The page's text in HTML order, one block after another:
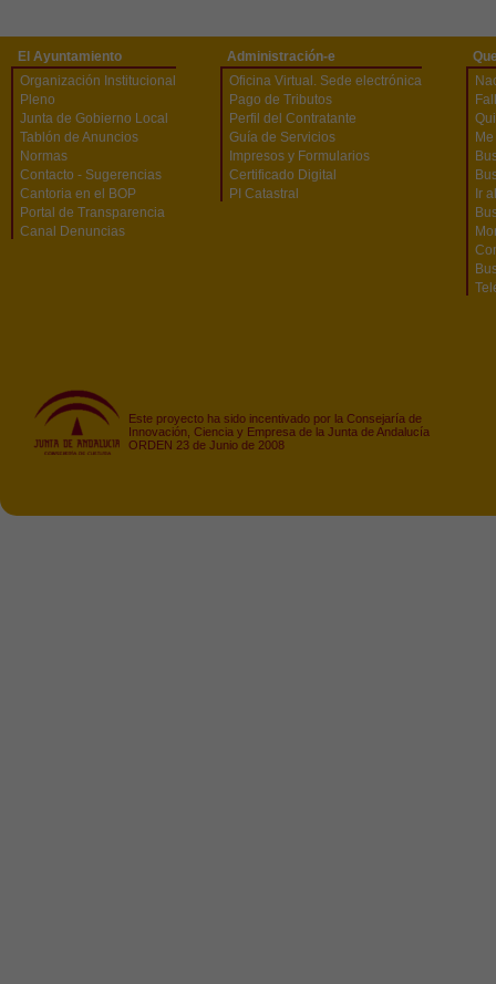
El Ayuntamiento
Organización Institucional
Pleno
Junta de Gobierno Local
Tablón de Anuncios
Normas
Contacto - Sugerencias
Cantoria en el BOP
Portal de Transparencia
Canal Denuncias
Administración-e
Oficina Virtual. Sede electrónica
Pago de Tributos
Perfil del Contratante
Guía de Servicios
Impresos y Formularios
Certificado Digital
PI Catastral
Ir
Este proyecto ha sido incentivado por la Consejaría de
Innovación, Ciencia y Empresa de la Junta de Andalucía
ORDEN 23 de Junio de 2008